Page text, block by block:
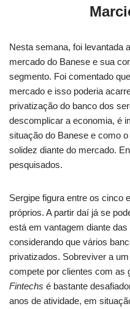
Nesta semana, foi levantada
mercado do Banese e sua
segmento. Foi comentado
mercado e isso poderia
privatização do banco dos
descomplicar a economia, é
situação do Banese e como
solidez diante do mercado.
pesquisados.
Sergipe figura entre os cinco
próprios. A partir daí já se
está em vantagem diante
considerando que vários
privatizados. Sobreviver a
compete por clientes com as
Fintechs é bastante
anos de atividade, em